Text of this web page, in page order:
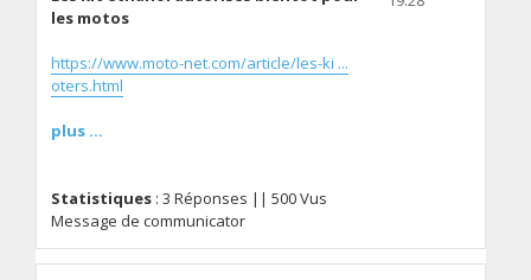
les motos
https://www.moto-net.com/article/les-ki ...
oters.html
plus ...
Statistiques : 3 Réponses || 500 Vus
Message de communicator